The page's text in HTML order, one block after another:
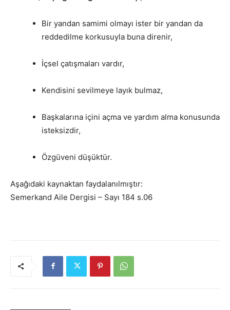
Bir yandan samimi olmayı ister bir yandan da
reddedilme korkusuyla buna direnir,
İçsel çatışmaları vardır,
Kendisini sevilmeye layık bulmaz,
Başkalarına içini açma ve yardım alma konusunda
isteksizdir,
Özgüveni düşüktür.
Aşağıdaki kaynaktan faydalanılmıştır:
Semerkand Aile Dergisi – Sayı 184 s.06